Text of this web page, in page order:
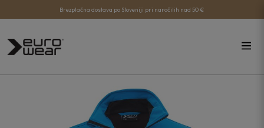
Brezplačna dostava po Sloveniji pri naročilih nad 50 €